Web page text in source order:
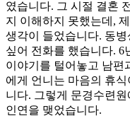
였습니다. 그 시절 결혼
지 이해하지 못했는데,
생각이 들었습니다. 동
싶어 전화를 했습니다. 6
이야기를 털어놓고 남편
에게 언니는 마음의 휴
니다. 그렇게 문경수련
인연을 맺었습니다.